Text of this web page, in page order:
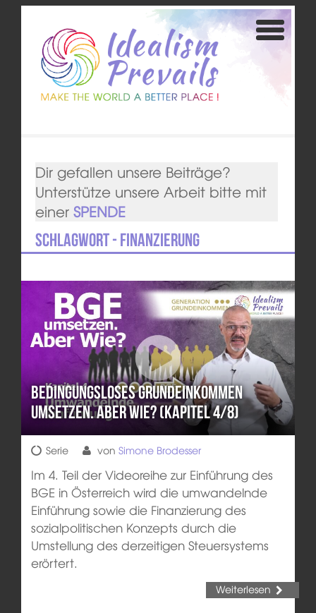
Dir gefallen unsere Beiträge?
Unterstütze unsere Arbeit bitte mit
einer SPENDE
Schlagwort - Finanzierung
Bedingungsloses Grundeinkommen
umsetzen. Aber wie? (Kapitel 4/8)
Serie von Simone Brodesser
Im 4. Teil der Videoreihe zur Einführung des
BGE in Österreich wird die umwandelnde
Einführung sowie die Finanzierung des
sozialpolitischen Konzepts durch die
Umstellung des derzeitigen Steuersystems
erörtert.
Weiterlesen